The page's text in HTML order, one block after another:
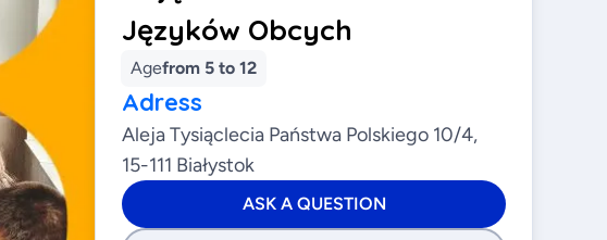
Języków Obcych
Agefrom 5 to 12
Adress
Aleja Tysiąclecia Państwa Polskiego 10/4,
15-111 Białystok
ASK A QUESTION